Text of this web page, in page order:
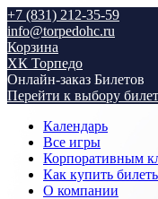
+7 (831) 212-35-59
info@torpedohc.ru
Корзина
ХК Торпедо
Онлайн-заказ Билетов
Перейти к выбору
Календарь
Все игры
Корпоративным
Как купить
О компании